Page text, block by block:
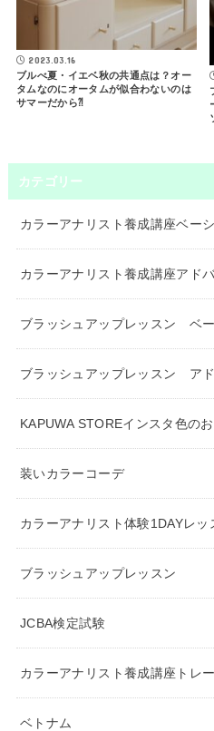
2023.03.16
ブルべ夏・イエベ秋の共通点は？オー
タムなのにオータムが似合わないのは
サマーだから⁈
カテゴリー
カラーアナリスト養成講座ベー
カラーアナリスト養成講座アド
ブラッシュアップレッスン ベ
ブラッシュアップレッスン ア
KAPUWA STOREインスタ色の
装いカラーコーデ
カラーアナリスト体験1DAYレッ
ブラッシュアップレッスン
JCBA検定試験
カラーアナリスト養成講座トレ
ベトナム